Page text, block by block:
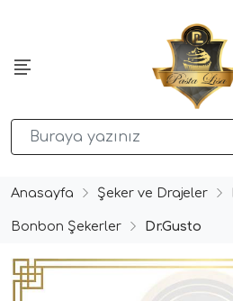
Anasayfa Şeker ve Drajeler
Bonbon Şekerler Dr.Gusto